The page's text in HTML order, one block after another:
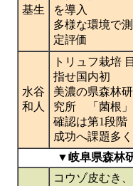
基生
を導入
多様な環境で測
定評価
水谷
和人
トリュフ栽培 目
指せ国内初
美濃の県森林研
究所 「菌根」
確認は第1段階
成功へ課題多く
▼岐阜県森林
コウゾ皮むき、